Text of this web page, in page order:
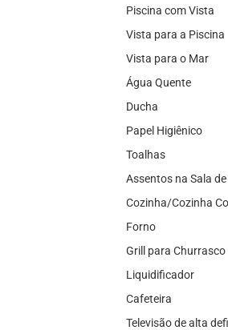
Piscina com Vista
Vista para a Piscina
Vista para o Mar
Água Quente
Ducha
Papel Higiênico
Toalhas
Assentos na Sala
Cozinha/Cozinha
Forno
Grill para Churrasco
Liquidificador
Cafeteira
Televisão de alta